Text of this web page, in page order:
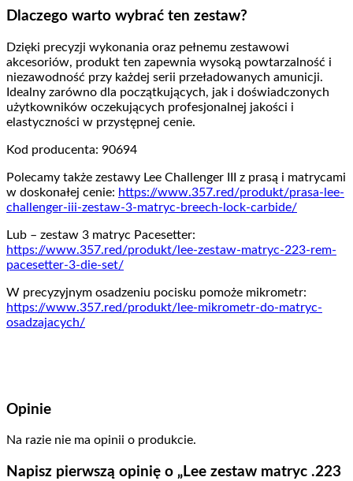
Dlaczego warto wybrać ten zestaw?
Dzięki precyzji wykonania oraz pełnemu zestawowi
akcesoriów, produkt ten zapewnia wysoką powtarzalność i
niezawodność przy każdej serii przeładowanych amunicji.
Idealny zarówno dla początkujących, jak i doświadczonych
użytkowników oczekujących profesjonalnej jakości i
elastyczności w przystępnej cenie.
Kod producenta: 90694
Polecamy także zestawy Lee Challenger III z prasą i matrycami
w doskonałej cenie: https://www.357.red/produkt/prasa-lee-
challenger-iii-zestaw-3-matryc-breech-lock-carbide/
Lub – zestaw 3 matryc Pacesetter:
https://www.357.red/produkt/lee-zestaw-matryc-223-rem-
pacesetter-3-die-set/
W precyzyjnym osadzeniu pocisku pomoże mikrometr:
https://www.357.red/produkt/lee-mikrometr-do-matryc-
osadzajacych/
Opinie
Na razie nie ma opinii o produkcie.
Napisz pierwszą opinię o „Lee zestaw matryc .223